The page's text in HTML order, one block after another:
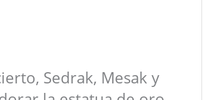
Sedrak, Mesak y